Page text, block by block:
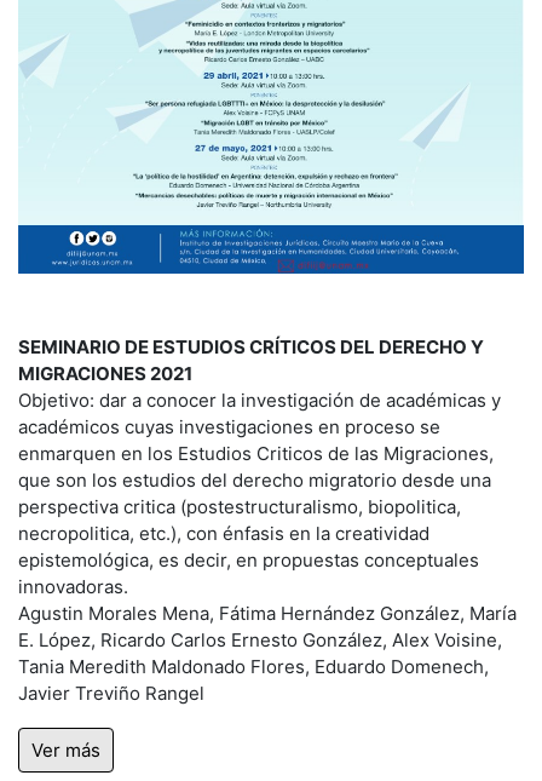
SEMINARIO DE ESTUDIOS CRÍTICOS DEL DERECHO Y
MIGRACIONES 2021
Objetivo: dar a conocer la investigación de académicas y
académicos cuyas investigaciones en proceso se
enmarquen en los Estudios Criticos de las Migraciones,
que son los estudios del derecho migratorio desde una
perspectiva critica (postestructuralismo, biopolitica,
necropolitica, etc.), con énfasis en la creatividad
epistemológica, es decir, en propuestas conceptuales
innovadoras.
Agustin Morales Mena, Fátima Hernández González, María
E. López, Ricardo Carlos Ernesto González, Alex Voisine,
Tania Meredith Maldonado Flores, Eduardo Domenech,
Javier Treviño Rangel
Ver más